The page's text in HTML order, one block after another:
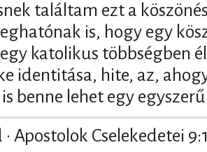
találtam ezt a
is, hogy egy
katolikus többségben
identitása, hite, az,
benne lehet egy
Apostolok Cselekedetei